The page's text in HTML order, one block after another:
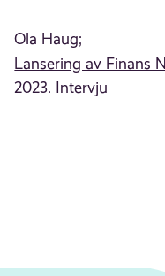
Ola Haug;
Lansering av Finans
2023. Intervju